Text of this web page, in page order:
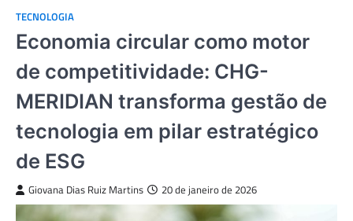
TECNOLOGIA
Economia circular como motor
de competitividade: CHG-
MERIDIAN transforma gestão de
tecnologia em pilar estratégico
de ESG
Giovana Dias Ruiz Martins 20 de janeiro de 2026